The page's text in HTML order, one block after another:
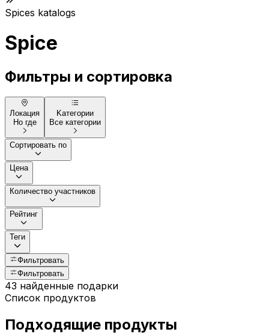
Spices katalogs
Spice
Фильтры и сортировка
Локация
Но где
Kатегории
Все категории
Сортировать по
Цена
Количество участников
Рейтинг
Теги
Фильтровать
Фильтровать
43 найденные подарки
Список продуктов
Подходящие продукты